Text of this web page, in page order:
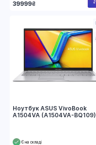
39999₴
Ноутбук ASUS VivoBook
A1504VA (A1504VA-BQ109)
Є на складі